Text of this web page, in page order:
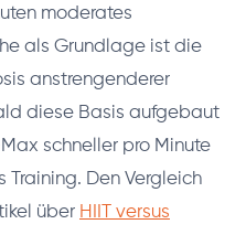
moderates
als Grundlage ist die
anstrengenderer
diese Basis aufgebaut
schneller pro Minute
Den Vergleich
über HIIT versus